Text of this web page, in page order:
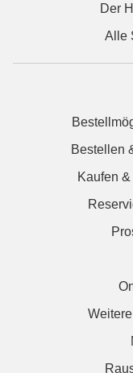
Der
Alle
Bestellen
Kaufen